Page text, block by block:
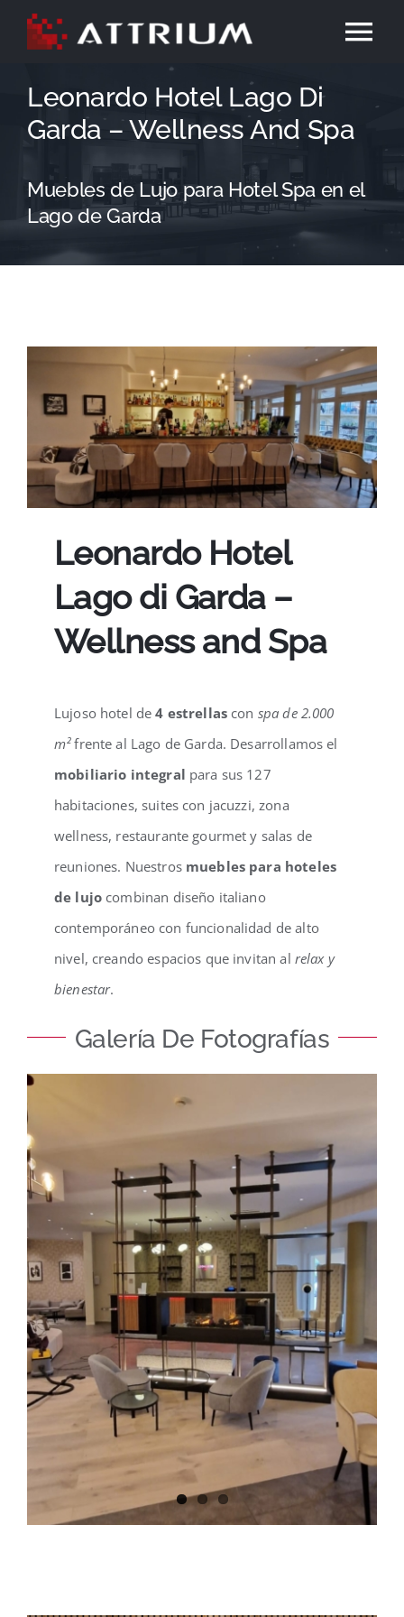
Portada
Qué hacemos
Proyectos
Contacto
Leonardo Hotel Lago Di
Garda – Wellness And Spa
Muebles de Lujo para Hotel Spa en el
Lago de Garda
Leonardo Hotel
Lago di Garda –
Wellness and Spa
Lujoso hotel de4 estrellas con spa de 2.000
m²frente al Lago de Garda. Desarrollamos el
mobiliario integral para sus 127
habitaciones, suites con jacuzzi, zona
wellness, restaurante gourmet y salas de
reuniones. Nuestros muebles para hoteles
de lujo combinan diseño italiano
contemporáneo con funcionalidad de alto
nivel, creando espacios que invitan al relax y
bienestar.
Galería De Fotografías